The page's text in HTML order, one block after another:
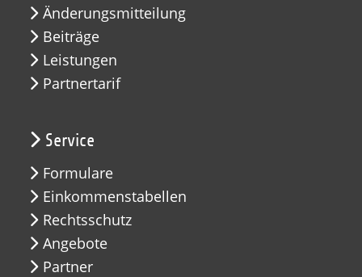
Änderungsmitteilung
Beiträge
Leistungen
Partnertarif
Service
Formulare
Einkommenstabellen
Rechtsschutz
Angebote
Partner